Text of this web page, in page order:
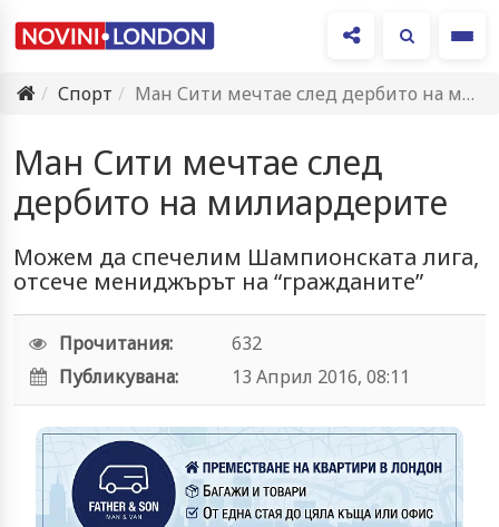
Спорт
Ман Сити мечтае след дербито на милиардерите
Ман Сити мечтае след
дербито на милиардерите
Можем да спечелим Шампионската лига,
отсече мениджърът на “гражданите”
Прочитания:
632
Публикувана:
13 Април 2016, 08:11